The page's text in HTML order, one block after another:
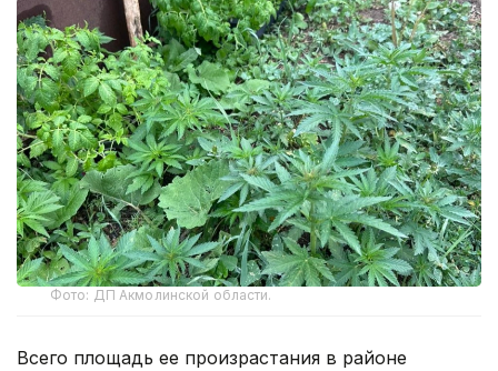
Фото: ДП Акмолинской области.
Всего площадь ее произрастания в районе